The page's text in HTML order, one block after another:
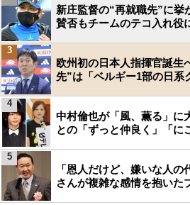
新庄監督の“再就職先”に挙
賛否もチームのテコ入れ役
欧州初の日本人指揮官誕生
先”は「ベルギー1部の日系
3
中村倫也が「風、薫る」
との「ずっと仲良く」「に
4
「恩人だけど、嫌いな人
さんが複雑な感情を抱いた
5